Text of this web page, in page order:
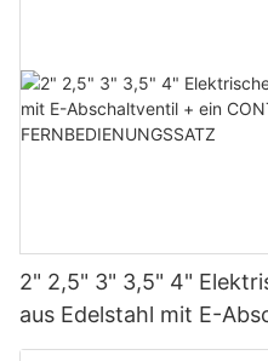
2" 2,5" 3" 3,5" 4"
aus Edelstahl mit E-
CONTROLLER-